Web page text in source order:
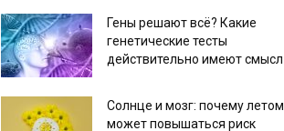
Гены решают всё? Какие
генетические тесты
действительно имеют смысл
Солнце и мозг: почему летом
может повышаться риск